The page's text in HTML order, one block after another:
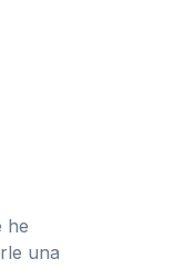
he
una